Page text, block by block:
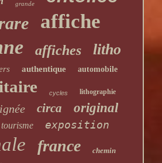
grande
affiche
affiches litho
authentique automobile
cycles lithographie
circa original
tourisme exposition
france chemin